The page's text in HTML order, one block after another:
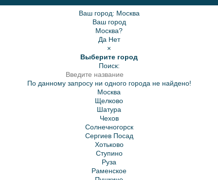
Ваш город: Москва
Ваш город
Москва?
Да Нет
×
Выберите город
Поиск:
По данному запросу ни одного города не найдено!
Москва
Щелково
Шатура
Чехов
Солнечногорск
Сергиев Посад
Хотьково
Ступино
Руза
Раменское